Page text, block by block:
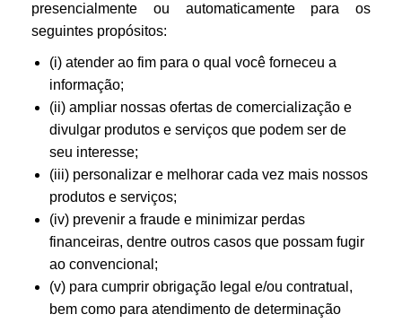
presencialmente ou automaticamente para os
seguintes propósitos:
(i) atender ao fim para o qual você forneceu a
informação;
(ii) ampliar nossas ofertas de comercialização e
divulgar produtos e serviços que podem ser de
seu interesse;
(iii) personalizar e melhorar cada vez mais nossos
produtos e serviços;
(iv) prevenir a fraude e minimizar perdas
financeiras, dentre outros casos que possam fugir
ao convencional;
(v) para cumprir obrigação legal e/ou contratual,
bem como para atendimento de determinação